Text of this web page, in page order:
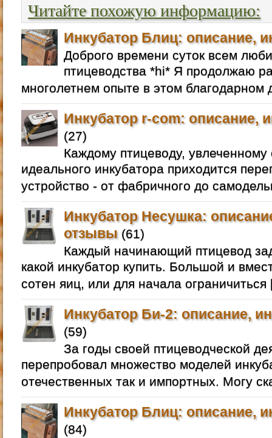
Читайте похожую информацию:
Инкубатор Блиц: описание,
Доброго времени суток всем
птицеводства *hi* Я продолжаю
многолетнем опыте в этом
Инкубатор r-com: описание,
(27)
Каждому птицеводу,
идеального инкубатора приходится
устройство - от фабричного до
Инкубатор Несушка:
отзывы(61)
Каждый начинающий птицевод
какой инкубатор купить. Большой и
сотен яиц, или для начала
Инкубатор Би-2: описание,
(59)
За годы своей птицеводческой
перепробовал множество моделей
отечественных так и импортных. Могу
Инкубатор Блиц: описание,
(84)